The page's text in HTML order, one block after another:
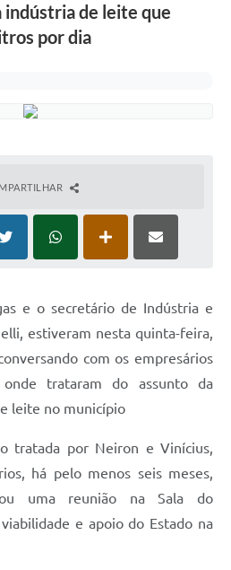
indústria de leite que
por dia
e o secretário de Indústria e
estiveram nesta quinta-feira,
com os empresários
trataram do assunto da
leite no município
tratada por Neiron e Vinícius,
há pelo menos seis meses,
uma reunião na Sala do
e apoio do Estado na